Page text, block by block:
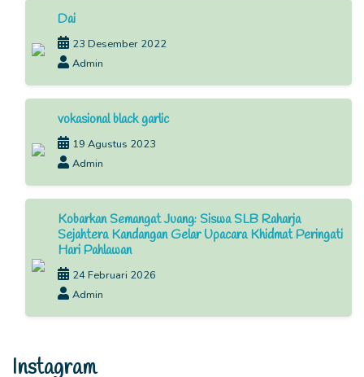
Dai
23 Desember 2022
Admin
vokasional black garlic
19 Agustus 2023
Admin
Kobarkan Semangat Juang: Siswa SLB Raharja
Sejahtera Kandangan Gelar Upacara Khidmat Peringati
Hari Pahlawan
24 Februari 2026
Admin
Instagram